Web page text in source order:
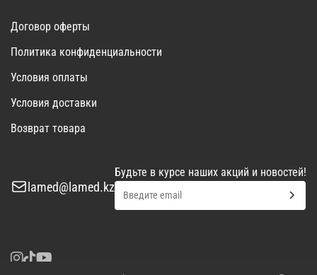
Договор оферты
Политика конфиденциальности
Условия оплаты
Условия доставки
Возврат товара
lamed@lamed.kz
Будьте в курсе наших акций и новостей!